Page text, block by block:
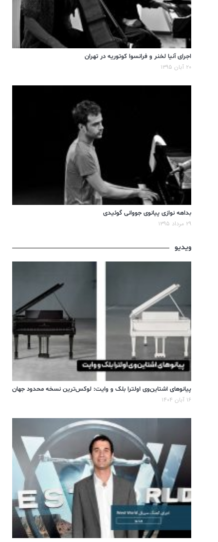
اجرای آنیا لخنر و فرانسوا کوتوریه در تهران
۲۰ آبان ۱۳۹۵
بداهه نوازی پیانوی جووانی گوئیدی
۲۹ مرداد ۱۳۹۵
ویدیو
پیانوهای اشتاین‌وی اولترا بلک و وایت: لوکس‌ترین نسخه محدود جهان
۱۶ آبان ۱۴۰۴